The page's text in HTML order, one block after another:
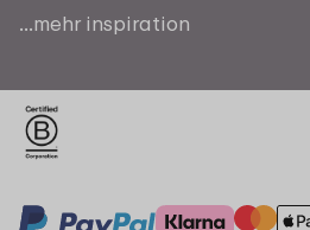
...mehr inspiration